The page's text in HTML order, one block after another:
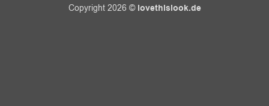
Copyright 2026 © lovethislook.de